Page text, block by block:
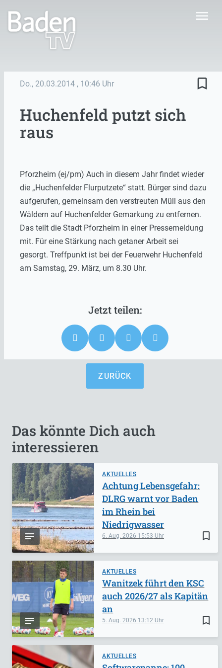
menu
Do., 20.03.2014 , 10:46 Uhr bookmark_border
Huchenfeld putzt sich
raus
Pforzheim (ej/pm) Auch in diesem Jahr findet wieder
die „Huchenfelder Flurputzete“ statt. Bürger sind dazu
aufgerufen, gemeinsam den verstreuten Müll aus den
Wäldern auf Huchenfelder Gemarkung zu entfernen.
Das teilt die Stadt Pforzheim in einer Pressemeldung
mit. Für eine Stärkung nach getaner Arbeit sei
gesorgt. Treffpunkt ist bei der Feuerwehr Huchenfeld
am Samstag, 29. März, um 8.30 Uhr.
ZURÜCK
Das könnte Dich auch
interessieren
AKTUELLES
bookmark_border
6. Aug. 2026 15:53
Achtung Lebensgefahr:
DLRG warnt vor Baden
im Rhein bei
Niedrigwasser
AKTUELLES
bookmark_border
5. Aug. 2026 13:12
Wanitzek führt den KSC
auch 2026/27 als Kapitän
an
AKTUELLES